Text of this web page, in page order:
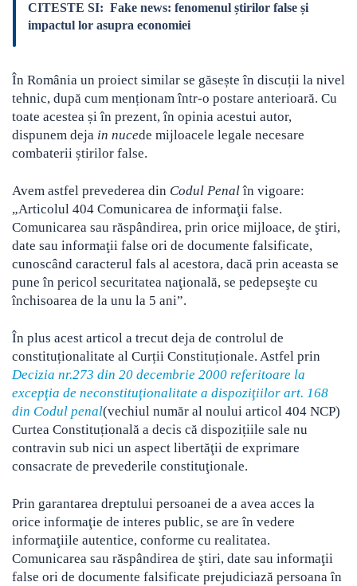
CITESTE SI: Fake news: fenomenul știrilor false și
impactul lor asupra economiei
În România un proiect similar se găsește în discuții la nivel
tehnic, după cum menționam într-o postare anterioară. Cu
toate acestea și în prezent, în opinia acestui autor,
dispunem deja in nucede mijloacele legale necesare
combaterii știrilor false.
Avem astfel prevederea din Codul Penalîn vigoare:
„Articolul 404 Comunicarea de informaţii false.
Comunicarea sau răspândirea, prin orice mijloace, de ştiri,
date sau informaţii false ori de documente falsificate,
cunoscând caracterul fals al acestora, dacă prin aceasta se
pune în pericol securitatea naţională, se pedepseşte cu
închisoarea de la unu la 5 ani”.
În plus acest articol a trecut deja de controlul de
constituționalitate al Curții Constituționale. Astfel prin
Decizia nr.273 din 20 decembrie 2000 referitoare la
excepţia de neconstituţionalitate a dispoziţiilor art. 168
din Codul penal(vechiul număr al noului articol 404 NCP)
Curtea Constituțională a decis că dispozițiile sale nu
contravin sub nici un aspect libertăţii de exprimare
consacrate de prevederile constituţionale.
Prin garantarea dreptului persoanei de a avea acces la
orice informaţie de interes public, se are în vedere
informaţiile autentice, conforme cu realitatea.
Comunicarea sau răspândirea de ştiri, date sau informaţii
false ori de documente falsificate prejudiciază persoana în